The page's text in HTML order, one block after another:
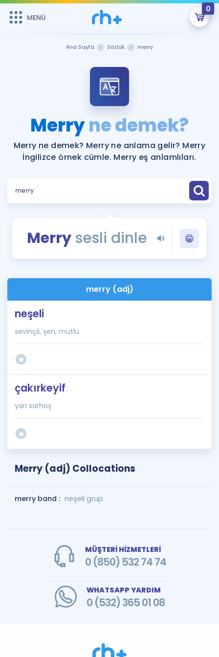
MENÜ
0
Şifremi Hatırlamıyorum
ÜYE DEĞİLİM
Sepetin Şu An Boş.
Remzi Hoca ile seni sınava hazırlayacak onlarca eğitim seni
bekliyor!
MENÜ
Katılımcı Görüşleri
Faydalı Araçlar
Sözlük
Rehberlik Aracı
Blog
İngilizce Gramer
Ana Sayfa Sözlük merry
Merryne demek?
Merry ne demek? Merry ne anlama gelir? Merry
İngilizce örnek cümle. Merry eş anlamlıları.
Merry sesli dinle
merry (adj)
neşeli
sevinçli, şen, mutlu
çakırkeyif
yarı sarhoş
Merry (adj) Collocations
merry band : neşeli grup
MÜŞTERİ HİZMETLERİ
0 (850) 532 74 74
WHATSAPP YARDIM
0 (532) 365 01 08